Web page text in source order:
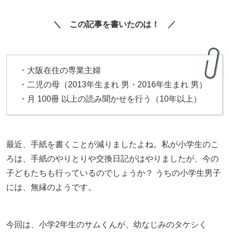
＼ この記事を書いたのは！ ／
・大阪在住の専業主婦
・二児の母（2013年生まれ 男・2016年生まれ 男）
・月 100冊 以上の読み聞かせを行う（10年以上）
最近、手紙を書くことが減りましたよね。私が小学生のこ
ろは、手紙のやりとりや交換日記がはやりましたが、今の
子どもたちも行っているのでしょうか？ うちの小学生男子
には、無縁のようです。
今回は、小学2年生のサムくんが、幼なじみのタケシく